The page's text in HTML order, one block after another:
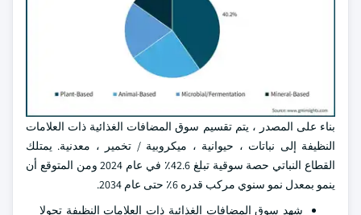
بناء على المصدر ، يتم تقسيم سوق المضافات الغذائية ذات العلامات
النظيفة إلى نباتات ، حيوانية ، ميكروبية / تخمير ، معدنية. يمتلك
القطاع النباتي حصة سوقية تبلغ 42.6٪ في عام 2024 ومن المتوقع أن
ينمو بمعدل نمو سنوي مركب قدره 6٪ حتى عام 2034.
شهد سوق المضافات الغذائية ذات العلامات النظيفة تحولا